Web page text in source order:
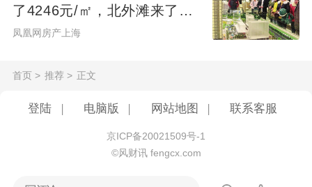
了4246元/㎡，北外滩来了两
位温州首富
凤凰网房产上海
首页 > 推荐 > 正文
登陆 电脑版 网站地图 联系客服
京ICP备20021509号-1
©风财讯 fengcx.com